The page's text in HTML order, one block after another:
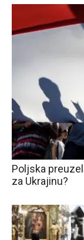
Poljska
za Ukrajinu?